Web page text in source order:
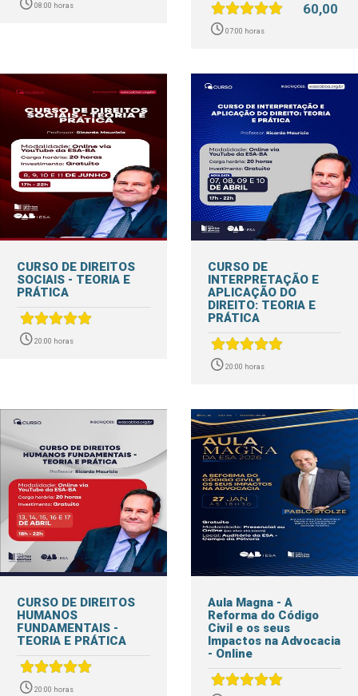
08:00 horas
07:00 horas
60,00
CURSO DE DIREITOS
SOCIAIS - TEORIA E
PRÁTICA
20:00 horas
CURSO DE
INTERPRETAÇÃO E
APLICAÇÃO DO
DIREITO: TEORIA E
PRÁTICA
20:00 horas
CURSO DE DIREITOS
HUMANOS
FUNDAMENTAIS -
TEORIA E PRÁTICA
20:00 horas
Aula Magna - A
Reforma do Código
Civil e os seus
Impactos na Advocacia
- Online